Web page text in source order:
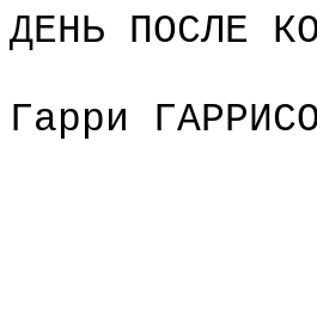
ДЕНЬ ПОСЛЕ
Гарри